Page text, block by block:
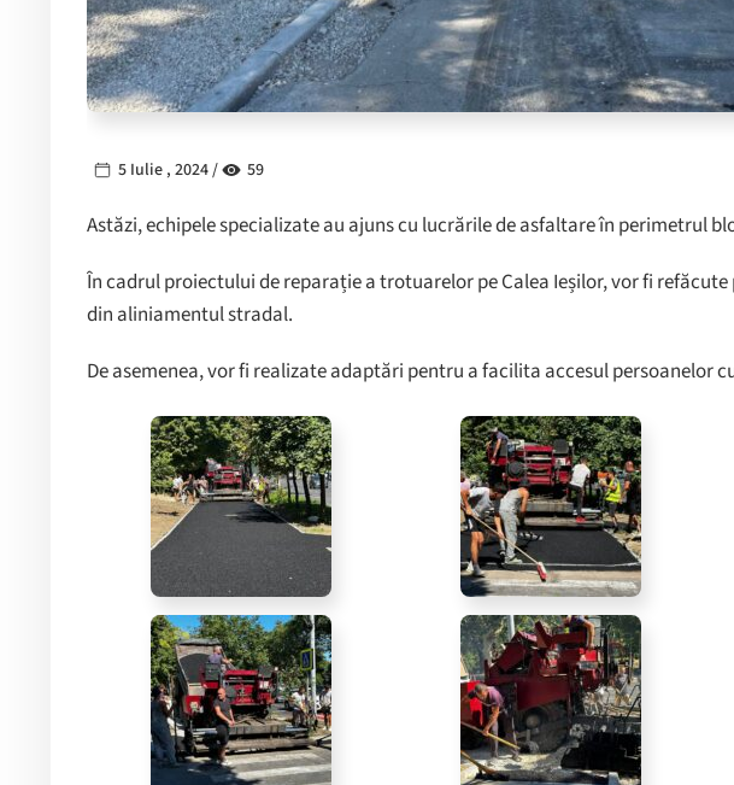
5 Iulie , 2024 / 59
Astăzi, echipele specializate au ajuns cu lucrările de asfaltare în perimetrul
În cadrul proiectului de reparație a trotuarelor pe Calea Ieșilor, vor fi
din aliniamentul stradal.
De asemenea, vor fi realizate adaptări pentru a facilita accesul persoanelor